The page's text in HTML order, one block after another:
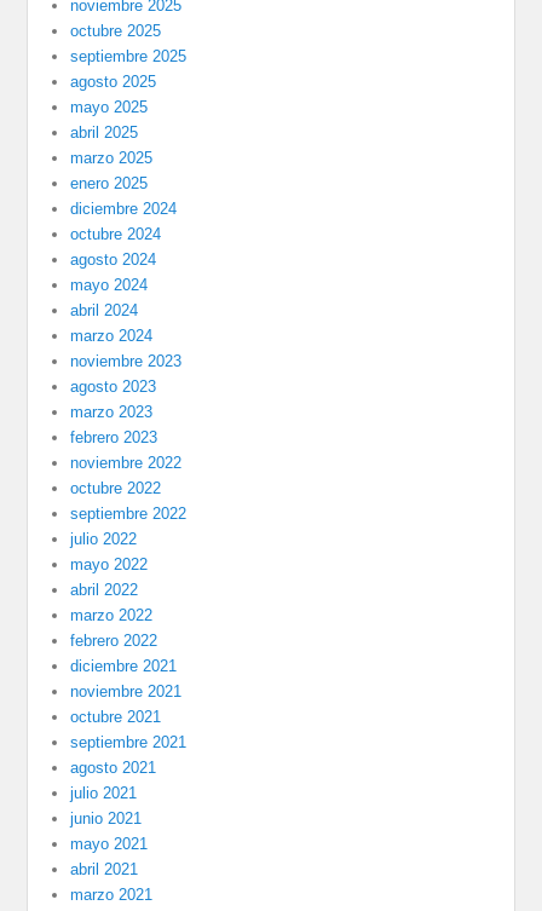
noviembre 2025
octubre 2025
septiembre 2025
agosto 2025
mayo 2025
abril 2025
marzo 2025
enero 2025
diciembre 2024
octubre 2024
agosto 2024
mayo 2024
abril 2024
marzo 2024
noviembre 2023
agosto 2023
marzo 2023
febrero 2023
noviembre 2022
octubre 2022
septiembre 2022
julio 2022
mayo 2022
abril 2022
marzo 2022
febrero 2022
diciembre 2021
noviembre 2021
octubre 2021
septiembre 2021
agosto 2021
julio 2021
junio 2021
mayo 2021
abril 2021
marzo 2021